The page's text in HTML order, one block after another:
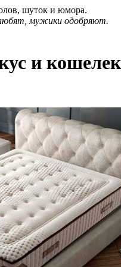
шуток и юмора.
любят, мужики одобряют.
и кошелек